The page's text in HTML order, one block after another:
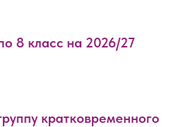
8 класс на 2026/27
кратковременного